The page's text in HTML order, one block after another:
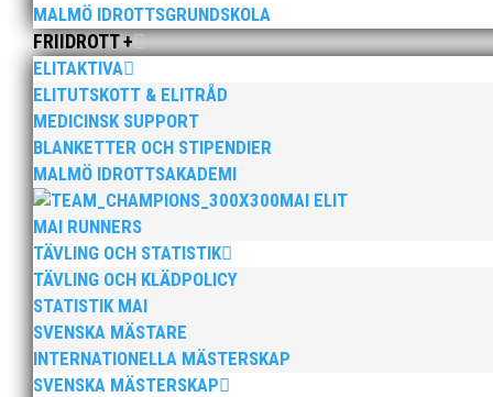
MALMÖ IDROTTSGRUNDSKOLA
FRIIDROTT +
ELITAKTIVA
ELITUTSKOTT & ELITRÅD
MEDICINSK SUPPORT
BLANKETTER OCH STIPENDIER
MALMÖ IDROTTSAKADEMI
MAI ELIT
MAI RUNNERS
TÄVLING OCH STATISTIK
TÄVLING OCH KLÄDPOLICY
STATISTIK MAI
SVENSKA MÄSTARE
INTERNATIONELLA MÄSTERSKAP
SVENSKA MÄSTERSKAP
Malmöloppet gick av stapeln i lördags i ett riktigt
MAI:s-styrelse arbetar med verksamhetsplanen
nuvarande situation för att identifiera möjligheter